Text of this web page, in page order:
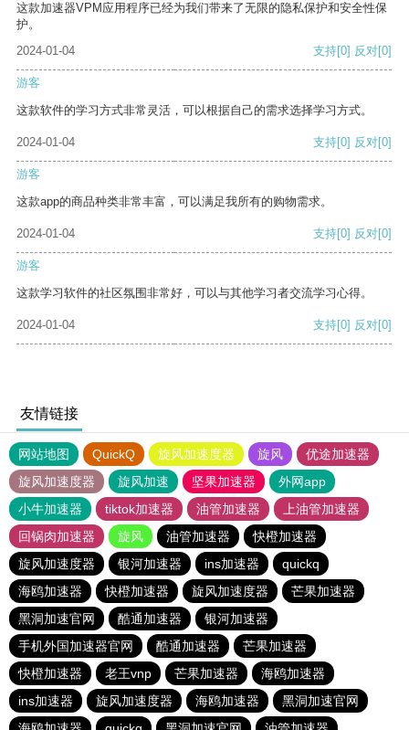
这款加速器VPM应用程序已经为我们带来了无限的隐私保护和安全性保
护。
2024-01-04
支持[0] 反对[0]
游客
这款软件的学习方式非常灵活，可以根据自己的需求选择学习方式。
2024-01-04 支持[0] 反对[0]
游客
这款app的商品种类非常丰富，可以满足我所有的购物需求。
2024-01-04 支持[0] 反对[0]
游客
这款学习软件的社区氛围非常好，可以与其他学习者交流学习心得。
2024-01-04 支持[0] 反对[0]
友情链接
网站地图 QuickQ 旋风加速度器 旋风
优途加速器
旋风加速度器
旋风加速 坚果加速器
外网app
小牛加速器
tiktok加速器 油管加速器
上油管加速器
回锅肉加速器
旋风 油管加速器
快橙加速器
旋风加速度器
银河加速器 ins加速器
quickq
海鸥加速器
快橙加速器 旋风加速度器
芒果加速器
黑洞加速官网
酷通加速器
银河加速器
手机外国加速器官网
酷通加速器
芒果加速器
快橙加速器
老王vnp 芒果加速器
海鸥加速器
ins加速器
旋风加速度器 海鸥加速器
黑洞加速官网